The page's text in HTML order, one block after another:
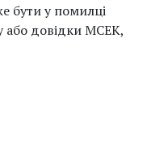
бути у помилці
або довідки МСЕК,